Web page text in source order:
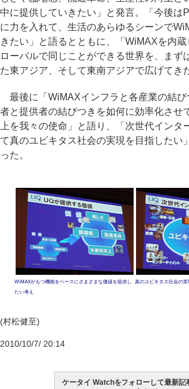
中に提供していきたい」と発言。「今後は
に力を入れて、生活のあらゆるシーンで
きたい」と語るとともに、「WiMAXを内
ローバルで同じことができる世界を、まず
た東アジア、そして東南アジアで広げてき
最後に「WiMAXインフラと各産業の結び
者と提供者の結びつきを如何に効率化させ
上を我々の使命」と語り、「次世代インタ
て真のユビキタス社会の実現を目指したい
った。
WiMAXがもつ機能をベースにさまざまな価値を提供し
たい考え
真のユビキタス社会の実
(村松健至)
2010/10/7/ 20:14
ケータイ Watchをフォローして最新記